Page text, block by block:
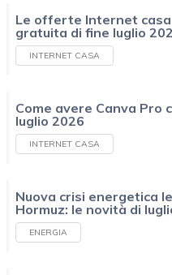
Le offerte Internet
gratuita di fine luglio
INTERNET CASA
Come avere Canva Pro
luglio 2026
INTERNET CASA
Nuova crisi energetica
Hormuz: le novità di
ENERGIA